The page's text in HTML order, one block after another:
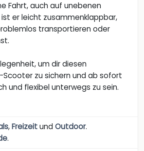
Fahrt, auch auf unebenen
er leicht zusammenklappbar,
transportieren oder
um dir diesen
Scooter zu sichern und ab sofort
und flexibel unterwegs zu sein.
,FreizeitundOutdoor.
.